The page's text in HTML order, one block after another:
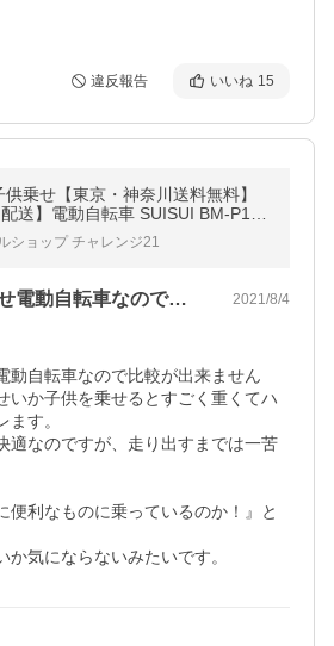
違反報告 いいね 15
供乗せ【東京・神奈川送料無料】
配送】電動自転車 SUISUI BM-P10
せセット！ シマノ製内装3段 26
動アシスト自転車
ショップ チャレンジ21
はじめての子供載せ電動自転車なので比較… 2021/8/4
動自転車なので比較が出来ません
いか子供を乗せるとすごく重くてハ
ます。
適なのですが、走り出すまでは一苦
便利なものに乗っているのか！』と
か気にならないみたいです。